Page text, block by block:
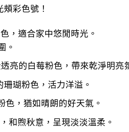
彩色號！
，適合家中悠閒時光。
。
亮的白莓粉色，帶來乾淨明亮
瑚粉色，活力洋溢。
色，猶如晴朗的好天氣。
和煦秋意，呈現淡淡溫柔。